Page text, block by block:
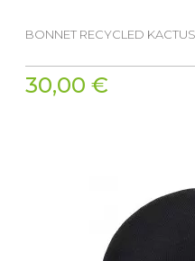
BONNET RECYCLED
30,00 €